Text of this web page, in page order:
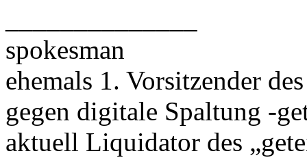
spokesman
ehemals 1. Vorsitzender
gegen digitale Spaltung -
aktuell Liquidator des